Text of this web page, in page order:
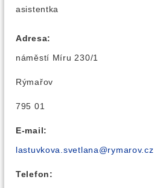
asistentka
Adresa:
náměstí Míru 230/1
Rýmařov
795 01
E-mail:
lastuvkova.svetlana@rymarov.cz
Telefon: